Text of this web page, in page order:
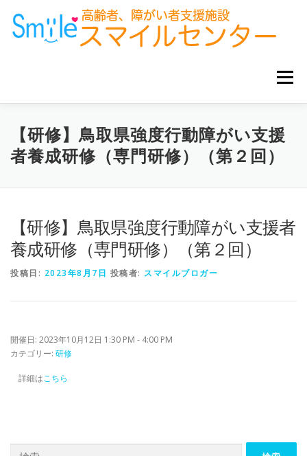
キ
メニュー
ホーム お知らせ サービス事業所 グループ企業
【研修】鳥取県強度行動障がい支援
者養成研修（専門研修）（第２回）
【研修】鳥取県強度行動障がい支援者
養成研修（専門研修）（第２回）
投稿日: 2023年8月7日 投稿者: スマイルブロガー
開催日: 2023年10月12日 1:30 PM - 4:00 PM
カテゴリー: 研修
詳細はこちら